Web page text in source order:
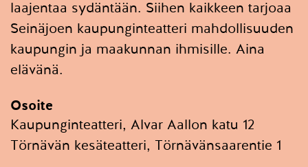
laajentaa sydäntään. Siihen kaikkeen tarjoaa
Seinäjoen kaupunginteatteri mahdollisuuden
kaupungin ja maakunnan ihmisille. Aina
elävänä.
Osoite
Kaupunginteatteri, Alvar Aallon katu 12
Törnävän kesäteatteri, Törnävänsaarentie 1